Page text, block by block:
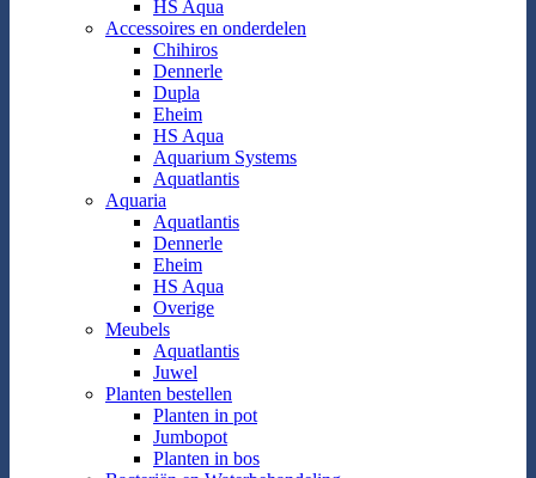
HS Aqua
Accessoires en onderdelen
Chihiros
Dennerle
Dupla
Eheim
HS Aqua
Aquarium Systems
Aquatlantis
Aquaria
Aquatlantis
Dennerle
Eheim
HS Aqua
Overige
Meubels
Aquatlantis
Juwel
Planten bestellen
Planten in pot
Jumbopot
Planten in bos